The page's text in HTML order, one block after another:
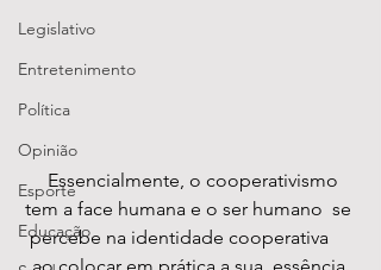
Legislativo
Entretenimento
Política
Opinião
Esporte
Educação
tem a face humana e o ser humano  se
percebe na identidade cooperativa